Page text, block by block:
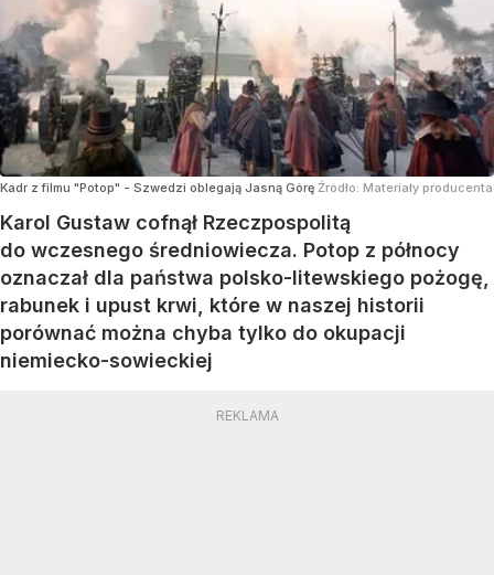
Kadr z filmu "Potop" - Szwedzi oblegają Jasną Górę Źródło: Materiały producenta
Karol Gustaw cofnął Rzeczpospolitą
do wczesnego średniowiecza. Potop z północy
oznaczał dla państwa polsko-litewskiego pożogę,
rabunek i upust krwi, które w naszej historii
porównać można chyba tylko do okupacji
niemiecko-sowieckiej